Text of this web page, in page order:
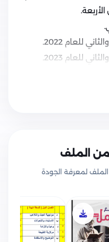
للعام 2022.
للعام 2023.
الملف
لمعرفة الجودة